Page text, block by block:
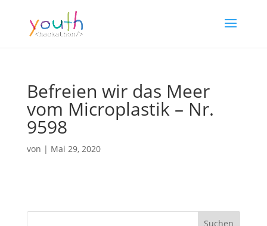
Befreien wir das Meer
vom Microplastik – Nr.
9598
von | Mai 29, 2020